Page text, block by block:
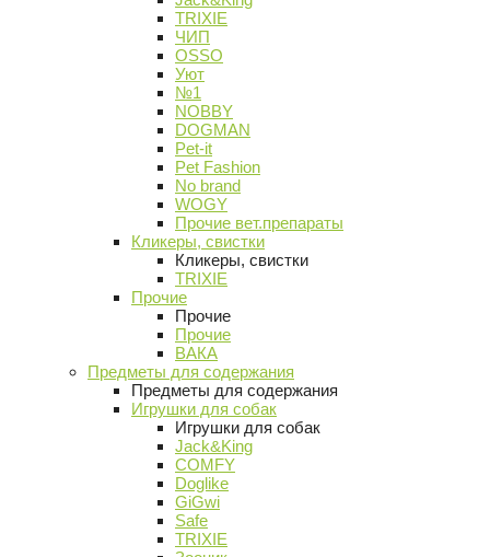
TRIXIE
ЧИП
OSSO
Уют
№1
NOBBY
DOGMAN
Pet-it
Pet Fashion
No brand
WOGY
Прочие вет.препараты
Кликеры, свистки
Кликеры, свистки
TRIXIE
Прочие
Прочие
Прочие
ВАКА
Предметы для содержания
Предметы для содержания
Игрушки для собак
Игрушки для собак
Jack&King
COMFY
Doglike
GiGwi
Safe
TRIXIE